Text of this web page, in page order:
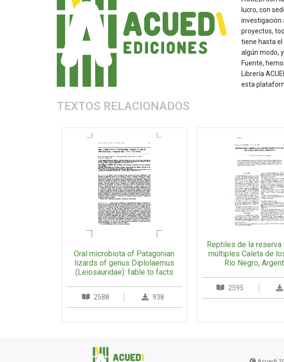
lucro, con
investigación
proyectos,
tiene hasta
algún modo,
Fuente,
Librería
esta
TEXTOS RELACIONADOS
Oral microbiota of Patagonian
lizards of genus Diplolaemus
(Leiosauridae): fable to facts
2588 938
Reptiles de la reserva
múltiples Caleta de
Río Negro,
2595